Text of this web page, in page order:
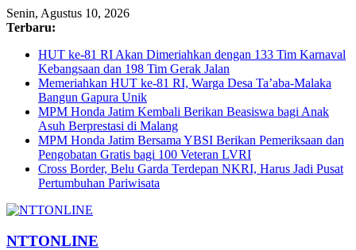
Senin, Agustus 10, 2026
Terbaru:
HUT ke-81 RI Akan Dimeriahkan dengan 133 Tim Karnaval
Kebangsaan dan 198 Tim Gerak Jalan
Memeriahkan HUT ke-81 RI, Warga Desa Ta’aba-Malaka
Bangun Gapura Unik
MPM Honda Jatim Kembali Berikan Beasiswa bagi Anak
Asuh Berprestasi di Malang
MPM Honda Jatim Bersama YBSI Berikan Pemeriksaan dan
Pengobatan Gratis bagi 100 Veteran LVRI
Cross Border, Belu Garda Terdepan NKRI, Harus Jadi Pusat
Pertumbuhan Pariwisata
NTTONLINE